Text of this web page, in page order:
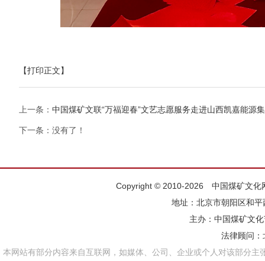
【打印正文】
上一条： 中国煤矿文联“万福迎春”文艺志愿服务走进山西凯嘉能源
下一条：没有了！
Copyright © 2010-2026 中国煤矿文
地址：北京市朝阳区和
主办： 中国煤矿文
法律顾问：
本网站有部分内容来自互联网，如媒体、公司、企业或个人对该部分